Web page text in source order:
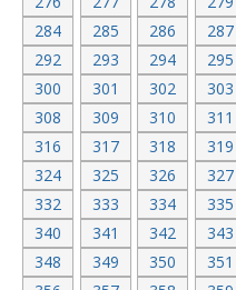
284
285 286 287
292
293 294 295
300
301 302 303
308
309 310 311
316
317 318 319
324
325 326 327
332
333 334 335
340
341 342 343
348
349 350 351